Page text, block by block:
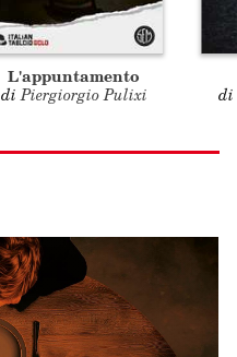
L'appuntamento
diPiergiorgio Pulixi